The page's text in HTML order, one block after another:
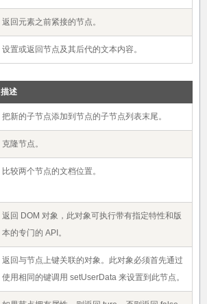
返回元素之前紧接的节点。
设置或返回节点及其后代的文本内容。
描述
把新的子节点添加到节点的子节点列表末尾。
克隆节点。
比较两个节点的文档位置。
返回 DOM 对象，此对象可执行带有指定特性和版
本的专门的 API。
返回与节点上键关联的对象。此对象必须首先通过
使用相同的键调用 setUserData 来设置到此节点。